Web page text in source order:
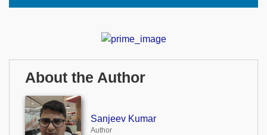
About the Author
Sanjeev Kumar
Author